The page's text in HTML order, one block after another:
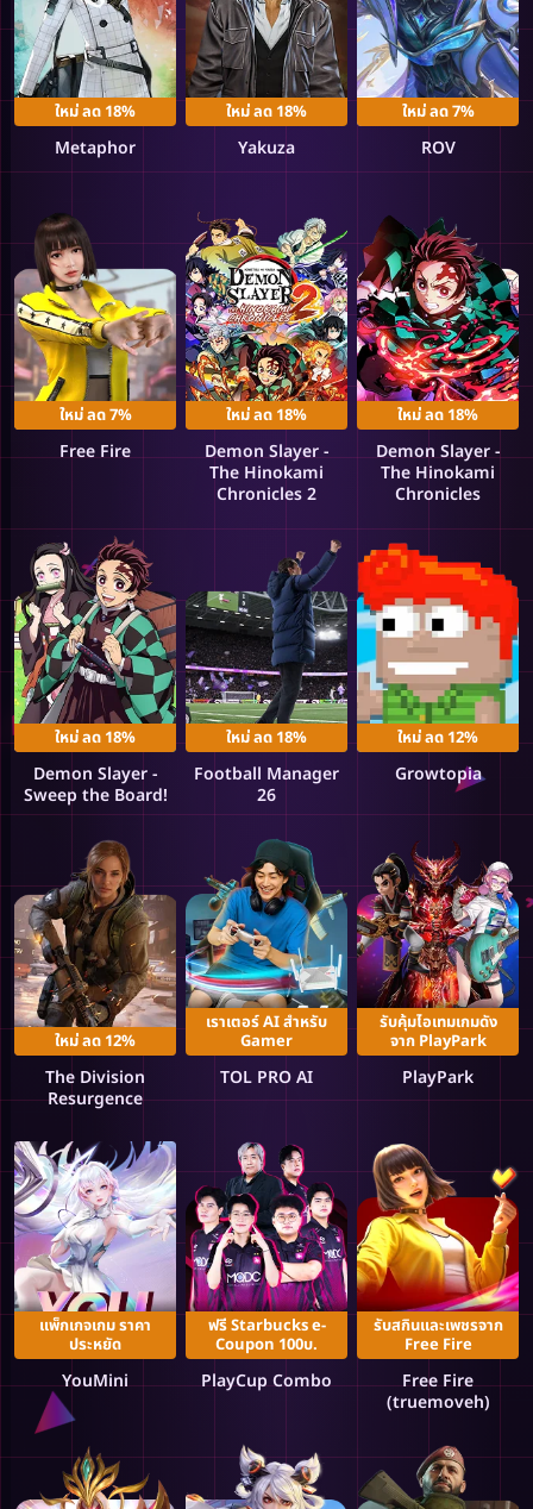
ใหม่ ลด 18%
Metaphor
ใหม่ ลด 18%
Yakuza
ใหม่ ลด 7%
ROV
ใหม่ ลด 7%
Free Fire
ใหม่ ลด 18%
Demon Slayer -
The Hinokami
Chronicles 2
ใหม่ ลด 18%
Demon Slayer -
The Hinokami
Chronicles
ใหม่ ลด 18%
Demon Slayer -
Sweep the Board!
ใหม่ ลด 18%
Football Manager
26
ใหม่ ลด 12%
Growtopia
ใหม่ ลด 12%
The Division
Resurgence
เราเตอร์ AI สำหรับ
Gamer
TOL PRO AI
รับคุ้มไอเทมเกมดัง
จาก PlayPark
PlayPark
แพ็กเกจเกม ราคา
ประหยัด
YouMini
ฟรี Starbucks e-
Coupon 100บ.
PlayCup Combo
รับสกินและเพชรจาก
Free Fire
Free Fire
(truemoveh)